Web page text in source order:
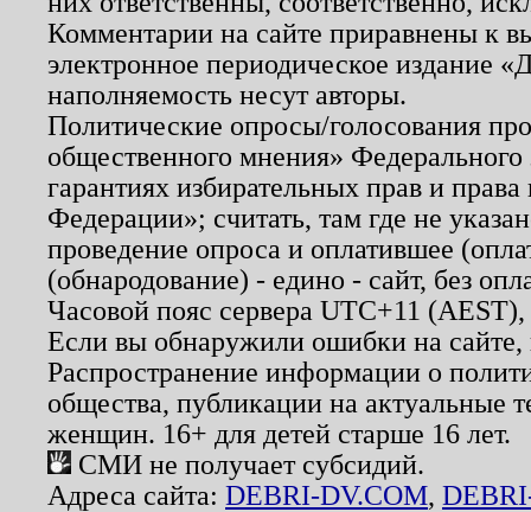
Комментарии на сайте приравнены к
электронное периодическое издание
наполняемость несут авторы.
Политические опросы/голосования
общественного мнения»
гарантиях избирательных прав и
Федерации»; считать, там где не
проведение опроса и оплатившее
(обнародование) - едино - сайт, без
Часовой пояс сервера UTC+11
Если вы обнаружили ошибки на
Распространение информации о
общества, публикации на актуальные
женщин. 16+ для детей старше 16 лет.
СМИ не получает субсидий.
Адреса сайта: DEBRI-DV.COM,